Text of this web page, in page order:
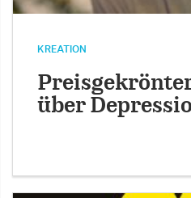
KREATION
über